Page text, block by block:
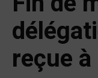
reçue